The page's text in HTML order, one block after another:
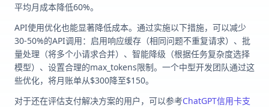
平均月成本降低60%。
API使用优化也能显著降低成本。通过实施以下措施，可以减少
30-50%的API调用：启用响应缓存（相同问题不重复请求）、批
量处理（将多个小请求合并）、智能降级（根据任务复杂度选择
模型）、设置合理的max_tokens限制。一个中型开发团队通过这
些优化，将月账单从$300降至$150。
对于还在评估支付解决方案的用户，可以参考ChatGPT信用卡支